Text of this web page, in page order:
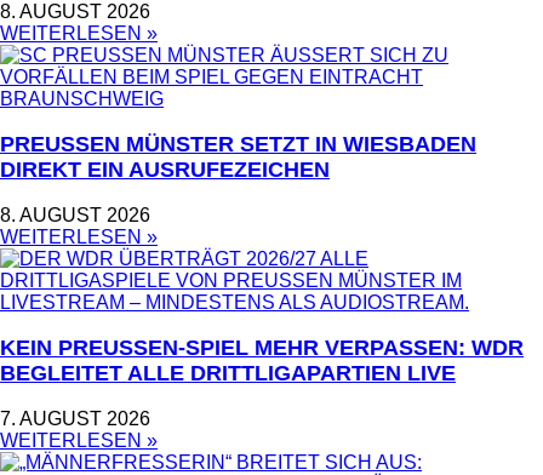
8. AUGUST 2026
WEITERLESEN »
PREUSSEN MÜNSTER SETZT IN WIESBADEN D
IREKT EIN AUSRUFEZEICHEN
8. AUGUST 2026
WEITERLESEN »
KEIN PREUSSEN-SPIEL MEHR VERPASSEN: WDR B
EGLEITET ALLE DRITTLIGAPARTIEN LIVE
7. AUGUST 2026
WEITERLESEN »